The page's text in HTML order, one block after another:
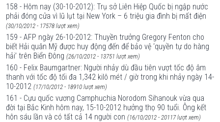
158 - Hôm nay (30-10-2012): Trụ sở Liên Hiệp Quốc bị ngập nước
phải đóng cửa vì lũ lụt tại New York – 6 triệu gia đình bị mất điện
(30/10/2012 - 17578 lượt xem)
159 - AFP ngày 26-10-2012: Thuyền trưởng Gregory Fenton cho
biết Hải quân Mỹ được huy động đến để bảo vệ ‘quyền tự do hàng
hải’ trên Biển Đông (26/10/2012 - 13751 lượt xem)
160 - Felix Baumgartner: Người nhảy dù đầu tiên vượt tốc độ âm
thanh với tốc độ tối đa 1,342 kilô mét / giờ trong khi nhảy ngày 14-
10-2012 (17/10/2012 - 18910 lượt xem)
161 - Cựu quốc vương Camphuchia Norodom Sihanouk vừa qua
đời tại Bắc Kinh hôm nay, 15-10-2012 hưởng thọ 90 tuổi. Ông kết
hôn sáu lần và có tất cả 14 người con (16/10/2012 - 20117 lượt xem)